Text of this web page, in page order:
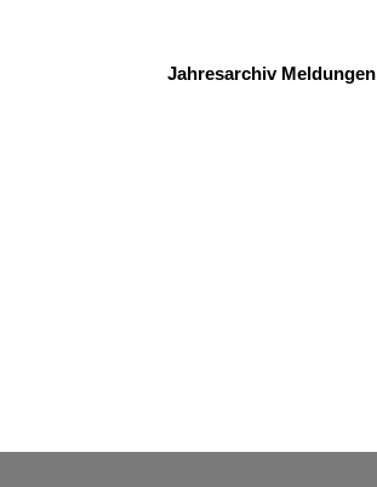
Jahresarchiv Meldungen